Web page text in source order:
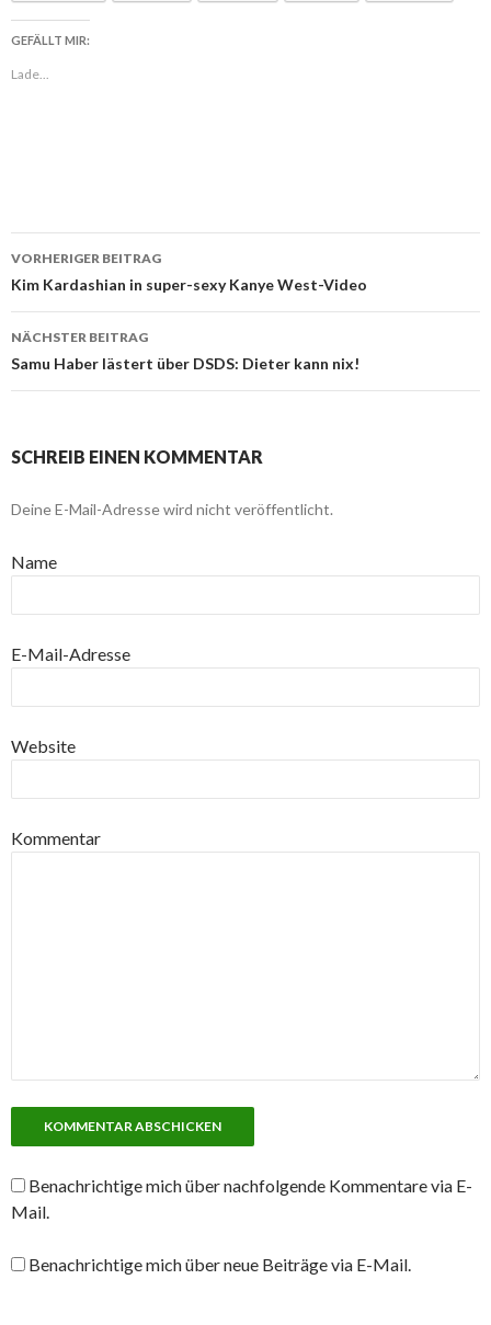
GEFÄLLT MIR:
Lade...
Beitragsnavigation
VORHERIGER BEITRAG
Kim Kardashian in super-sexy Kanye West-Video
NÄCHSTER BEITRAG
Samu Haber lästert über DSDS: Dieter kann nix!
SCHREIB EINEN KOMMENTAR
Deine E-Mail-Adresse wird nicht veröffentlicht.
Name
E-Mail-Adresse
Website
Kommentar
Benachrichtige mich über nachfolgende Kommentare via E-
Mail.
Benachrichtige mich über neue Beiträge via E-Mail.